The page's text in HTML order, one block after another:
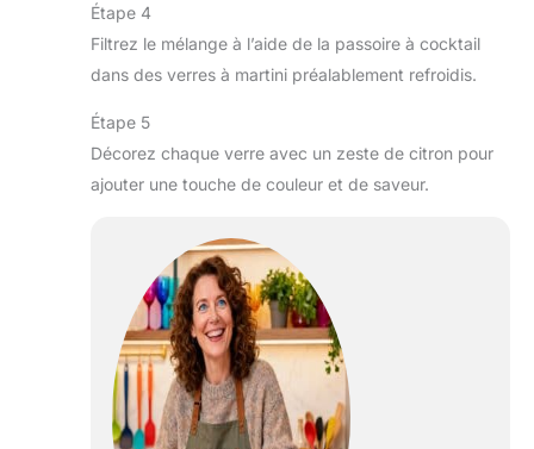
Étape 4
Filtrez le mélange à l’aide de la passoire à cocktail
dans des verres à martini préalablement refroidis.
Étape 5
Décorez chaque verre avec un zeste de citron pour
ajouter une touche de couleur et de saveur.